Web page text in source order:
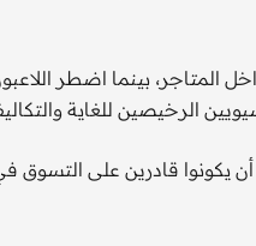
بينما اضطر
الرخيصين للغاية
أن يكونوا قادرين على التسوق